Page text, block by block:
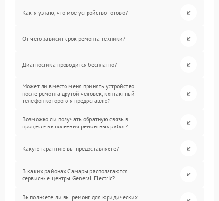
Как я узнаю, что мое устройство готово?
От чего зависит срок ремонта техники?
Диагностика проводится бесплатно?
Может ли вместо меня принять устройство
после ремонта другой человек, контактный
телефон которого я предоставлю?
Возможно ли получать обратную связь в
процессе выполнения ремонтных работ?
Какую гарантию вы предоставляете?
В каких районах Самары располагаются
сервисные центры General Electric?
Выполняете ли вы ремонт для юридических